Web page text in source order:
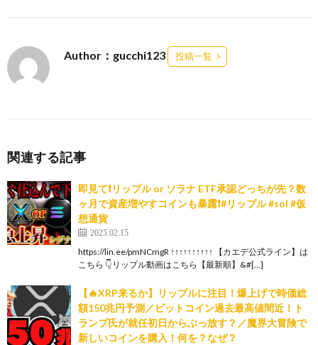
Author：gucchi123 投稿一覧
関連する記事
即見て❗️リップル or ソラナ ETF承認どっちが先？数
ヶ月で資産増やすコインも暴露❗️#リップル #sol #仮
想通貨
2025.02.15
https://lin.ee/pmNCmgR ↑↑↑↑↑↑↑↑↑↑ 【カエデ公式ライン】は
こちら 👇リップル動画はこちら【最新順】&#[…]
【🔥XRP来るか】リップルに注目！爆上げで時価総
額150兆円予測／ビットコイン過去最高値間近！ト
ランプ氏が就任初日からぶっ放す？／魔界大冒険で
新しいコインを購入！何を？なぜ？